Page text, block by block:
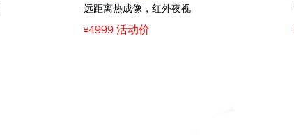
远距离热成像，红外夜视
¥4999 活动价